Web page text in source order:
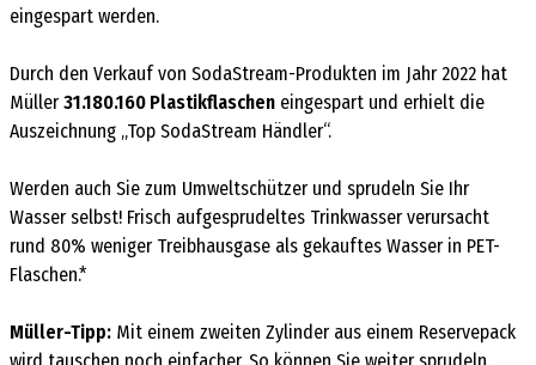
eingespart werden.
Durch den Verkauf von SodaStream-Produkten im Jahr 2022 hat
Müller31.180.160 Plastikflaschen eingespart und erhielt die
Auszeichnung „Top SodaStream Händler“.
Werden auch Sie zum Umweltschützer und sprudeln Sie Ihr
Wasser selbst! Frisch aufgesprudeltes Trinkwasser verursacht
rund 80% weniger Treibhausgase als gekauftes Wasser in PET-
Flaschen.*
Müller-Tipp: Mit einem zweiten Zylinder aus einem Reservepack
wird tauschen noch einfacher. So können Sie weiter sprudeln,